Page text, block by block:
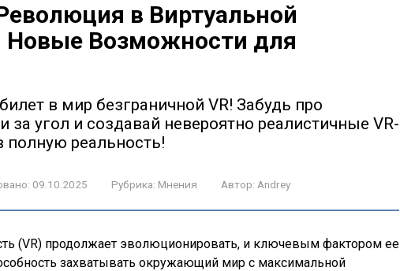
в Виртуальной
Новые Возможности для
в мир безграничной VR! Забудь про
за угол и создавай невероятно реалистичные VR-
реальность!
09.10.2025 Рубрика: Мнения Автор: Andrey
(VR) продолжает эволюционировать, и ключевым фактором ее
захватывать окружающий мир с максимальной